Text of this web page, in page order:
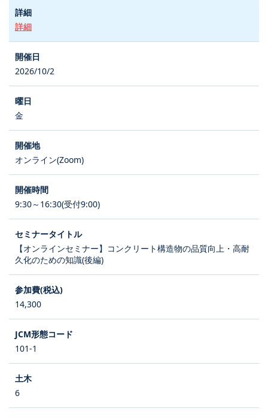
詳細
2026/10/2
金
オンライン(Zoom)
9:30～16:30(受付9:00)
【オンラインセミナー】コンクリート構造物の品質向上・高耐
久化のための知識(後編)
14,300
101-1
6